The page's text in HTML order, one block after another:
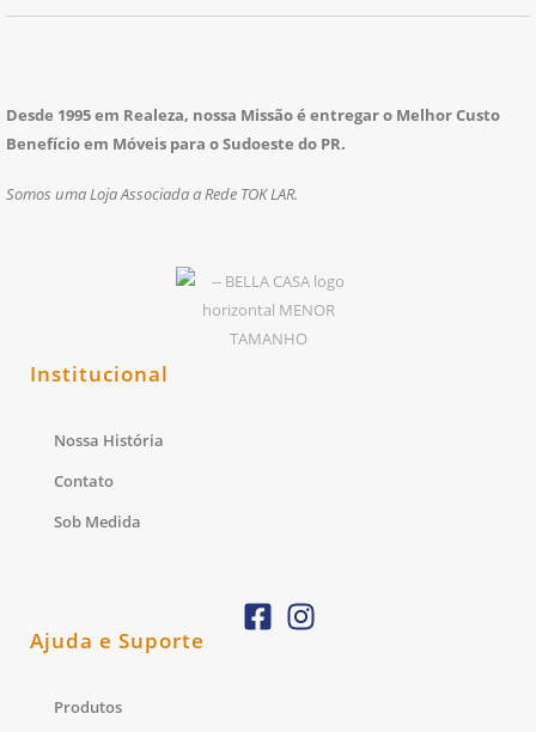
Desde 1995 em Realeza, nossa Missão é entregar o Melhor Custo
Benefício em Móveis para o Sudoeste do PR.
Somos uma Loja Associada a Rede TOK LAR.
Institucional
Nossa História
Contato
Sob Medida
Ajuda e Suporte
Produtos